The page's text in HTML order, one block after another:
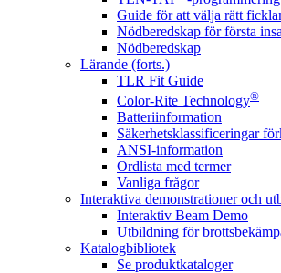
Guide för att välja rätt
Nödberedskap för första
Nödberedskap
Lärande (forts.)
TLR Fit Guide
Color-Rite Technology®
Batteriinformation
Säkerhetsklassificeringar
ANSI-information
Ordlista med termer
Vanliga frågor
Interaktiva demonstrationer och
Interaktiv Beam Demo
Utbildning för
Katalogbibliotek
Se produktkataloger